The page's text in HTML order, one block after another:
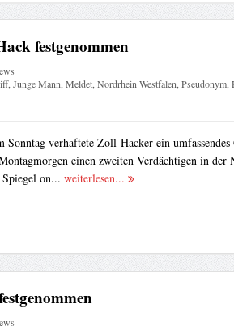
festgenommen
, Junge Mann Meldet, Nordrhein Westfalen Pseudonym,
Sonntag verhaftete Zoll-Hacker ein umfassendes
einen zweiten Verdächtigen in der
on... weiterlesen...